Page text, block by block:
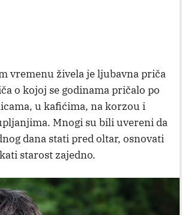
vremenu živela je ljubavna priča
o kojoj se godinama pričalo po
u kafićima, na korzou i
Mnogi su bili uvereni da
dana stati pred oltar, osnovati
starost zajedno.